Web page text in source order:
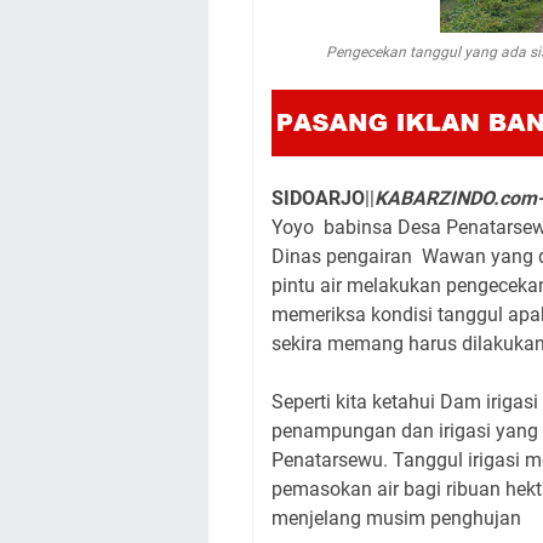
Pengecekan tanggul yang ada
SIDOARJO KABARZINDO.com-
Yoyo babinsa Desa
Dinas pengairan Wawan yang
pintu air melakukan
memeriksa kondisi tanggul
sekira memang harus
Seperti kita ketahui Dam
penampungan dan irigasi
Penatarsewu. Tanggul irigasi
pemasokan air bagi ribuan
menjelang musim penghujan